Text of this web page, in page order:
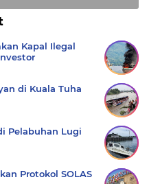
Kapal Ilegal
di Kuala Tuha
Pelabuhan Lugi
Protokol SOLAS